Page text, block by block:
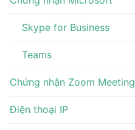
Skype for Business
Teams
Chứng nhận Zoom Meeting
Điện thoại IP